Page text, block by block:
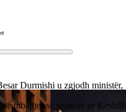
Durmishi u zgjodh
mbajtjes së seancës së